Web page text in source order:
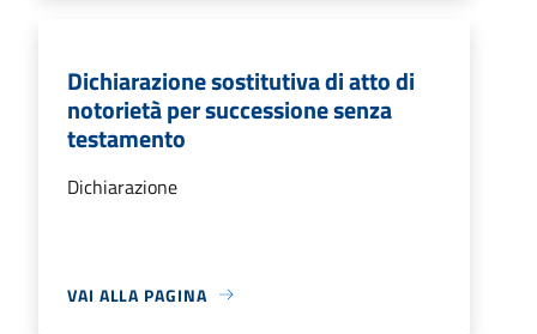
Dichiarazione sostitutiva di atto di
notorietà per successione senza
testamento
Dichiarazione
VAI ALLA PAGINA